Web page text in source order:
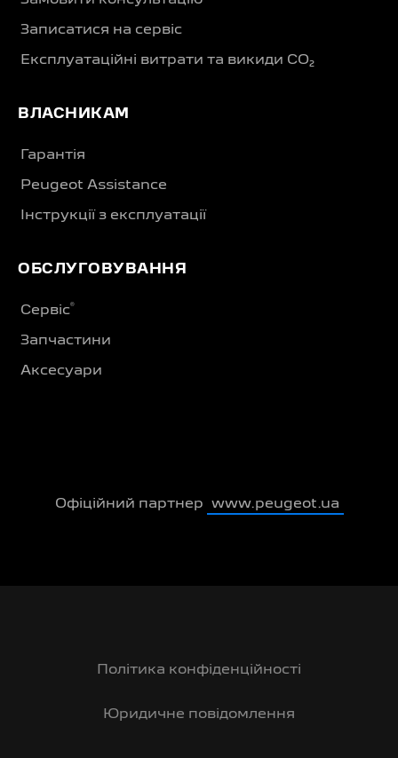
Записатися на сервіс
Експлуатаційні витрати та викиди CO₂
ВЛАСНИКАМ
Гарантія
Peugeot Assistance
Інструкції з експлуатації
ОБСЛУГОВУВАННЯ
Сервіс®
Запчастини
Аксесуари
Офіційний партнер www.peugeot.ua
Політика конфіденційності
Юридичне повідомлення